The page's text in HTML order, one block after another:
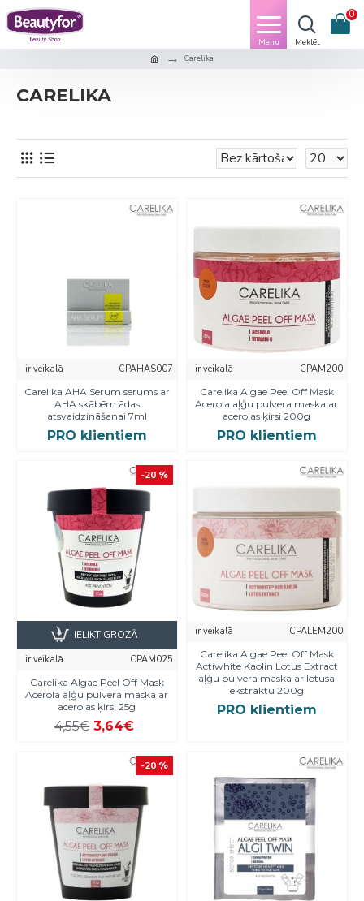
0
Carelika
CARELIKA
ir veikalā
CPAHAS007
Carelika AHA Serum serums ar
AHA skābēm ādas
atsvaidzināšanai 7ml
PRO klientiem
ir veikalā
CPAM200
Carelika Algae Peel Off Mask
Acerola aļģu pulvera maska ar
acerolas ķirsi 200g
PRO klientiem
-20 %
ir veikalā
CPAM025
Carelika Algae Peel Off Mask
Acerola aļģu pulvera maska ar
acerolas ķirsi 25g
4,55€ 3,64€
IELIKT GROZĀ ir veikalā
CPALEM200
Carelika Algae Peel Off Mask
Actiwhite Kaolin Lotus Extract
aļģu pulvera maska ar lotusa
ekstraktu 200g
PRO klientiem
-20 %